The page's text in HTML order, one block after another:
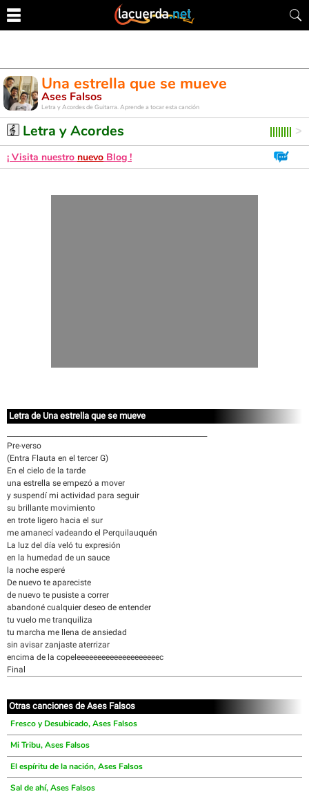
Una estrella que se mueve
Ases Falsos
Letra y Acordes de Guitarra. Aprende a tocar esta canción
Letra y Acordes
¡ Visita nuestro nuevo Blog !
Letra de Una estrella que se mueve
Pre-verso
(Entra Flauta en el tercer G)
En el cielo de la tarde
una estrella se empezó a mover
y suspendí mi actividad para seguir
su brillante movimiento
en trote ligero hacia el sur
me amanecí vadeando el Perquilauquén
La luz del día veló tu expresión
en la humedad de un sauce
la noche esperé
De nuevo te apareciste
de nuevo te pusiste a correr
abandoné cualquier deseo de entender
tu vuelo me tranquiliza
tu marcha me llena de ansiedad
sin avisar zanjaste aterrizar
encima de la copeleeeeeeeeeeeeeeeeeeeec
Final
Otras canciones de Ases Falsos
Fresco y Desubicado, Ases Falsos
Mi Tribu, Ases Falsos
El espíritu de la nación, Ases Falsos
Sal de ahí, Ases Falsos